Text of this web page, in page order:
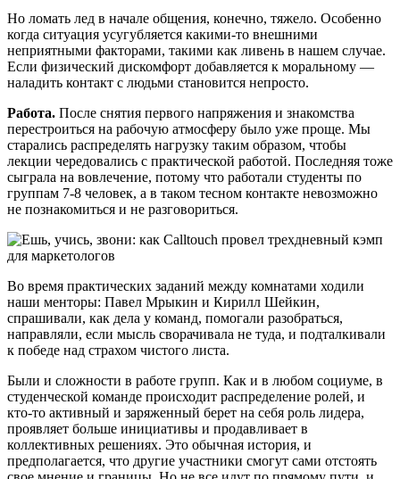
Но ломать лед в начале общения, конечно, тяжело. Особенно
когда ситуация усугубляется какими-то внешними
неприятными факторами, такими как ливень в нашем случае.
Если физический дискомфорт добавляется к моральному —
наладить контакт с людьми становится непросто.
Работа. После снятия первого напряжения и знакомства
перестроиться на рабочую атмосферу было уже проще. Мы
старались распределять нагрузку таким образом, чтобы
лекции чередовались с практической работой. Последняя тоже
сыграла на вовлечение, потому что работали студенты по
группам 7-8 человек, а в таком тесном контакте невозможно
не познакомиться и не разговориться.
Во время практических заданий между комнатами ходили
наши менторы: Павел Мрыкин и Кирилл Шейкин,
спрашивали, как дела у команд, помогали разобраться,
направляли, если мысль сворачивала не туда, и подталкивали
к победе над страхом чистого листа.
Были и сложности в работе групп. Как и в любом социуме, в
студенческой команде происходит распределение ролей, и
кто-то активный и заряженный берет на себя роль лидера,
проявляет больше инициативы и продавливает в
коллективных решениях. Это обычная история, и
предполагается, что другие участники смогут сами отстоять